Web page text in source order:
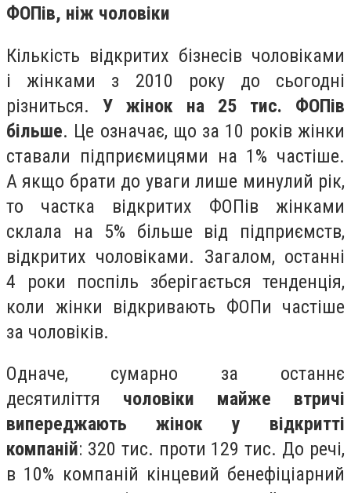
ФОПів, ніж чоловіки
Кількість відкритих бізнесів чоловіками
і жінками з 2010 року до сьогодні
різниться. У жінок на 25 тис. ФОПів
більше. Це означає, що за 10 років жінки
ставали підприємицями на 1% частіше.
А якщо брати до уваги лише минулий рік,
то частка відкритих ФОПів жінками
склала на 5% більше від підприємств,
відкритих чоловіками. Загалом, останні
4 роки поспіль зберігається тенденція,
коли жінки відкривають ФОПи частіше
за чоловіків.
Одначе, сумарно за останнє
десятиліття чоловіки майже втричі
випереджають жінок у відкритті
компаній: 320 тис. проти 129 тис. До речі,
в 10% компаній кінцевий бенефіціарний